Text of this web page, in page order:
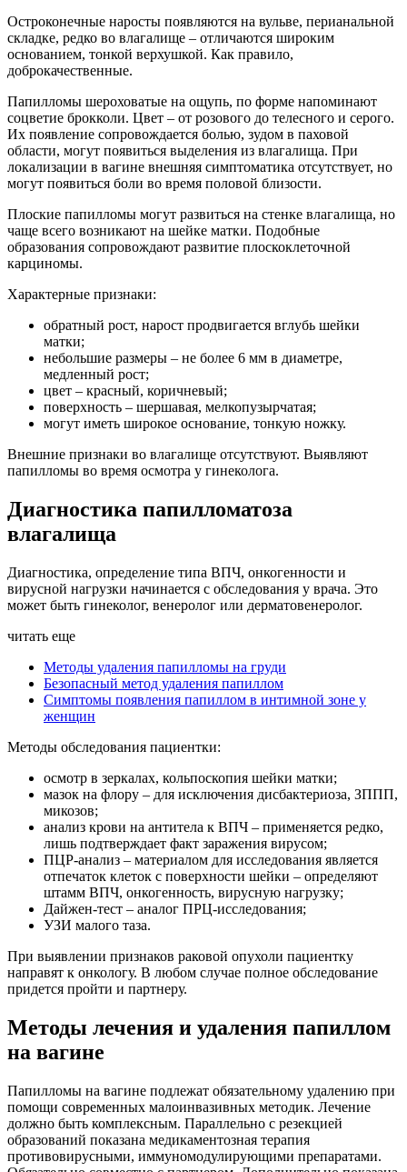
Остроконечные наросты появляются на вульве, перианальной
складке, редко во влагалище – отличаются широким
основанием, тонкой верхушкой. Как правило,
доброкачественные.
Папилломы шероховатые на ощупь, по форме напоминают
соцветие брокколи. Цвет – от розового до телесного и серого.
Их появление сопровождается болью, зудом в паховой
области, могут появиться выделения из влагалища. При
локализации в вагине внешняя симптоматика отсутствует, но
могут появиться боли во время половой близости.
Плоские папилломы могут развиться на стенке влагалища, но
чаще всего возникают на шейке матки. Подобные
образования сопровождают развитие плоскоклеточной
карциномы.
Характерные признаки:
обратный рост, нарост продвигается вглубь шейки
матки;
небольшие размеры – не более 6 мм в диаметре,
медленный рост;
цвет – красный, коричневый;
поверхность – шершавая, мелкопузырчатая;
могут иметь широкое основание, тонкую ножку.
Внешние признаки во влагалище отсутствуют. Выявляют
папилломы во время осмотра у гинеколога.
Диагностика папилломатоза
влагалища
Диагностика, определение типа ВПЧ, онкогенности и
вирусной нагрузки начинается с обследования у врача. Это
может быть гинеколог, венеролог или дерматовенеролог.
читать еще
Методы удаления папилломы на груди
Безопасный метод удаления папиллом
Симптомы появления папиллом в интимной зоне у
женщин
Методы обследования пациентки:
осмотр в зеркалах, кольпоскопия шейки матки;
мазок на флору – для исключения дисбактериоза, ЗППП,
микозов;
анализ крови на антитела к ВПЧ – применяется редко,
лишь подтверждает факт заражения вирусом;
ПЦР-анализ – материалом для исследования является
отпечаток клеток с поверхности шейки – определяют
штамм ВПЧ, онкогенность, вирусную нагрузку;
Дайжен-тест – аналог ПРЦ-исследования;
УЗИ малого таза.
При выявлении признаков раковой опухоли пациентку
направят к онкологу. В любом случае полное обследование
придется пройти и партнеру.
Методы лечения и удаления папиллом
на вагине
Папилломы на вагине подлежат обязательному удалению при
помощи современных малоинвазивных методик. Лечение
должно быть комплексным. Параллельно с резекцией
образований показана медикаментозная терапия
противовирусными, иммуномодулирующими препаратами.